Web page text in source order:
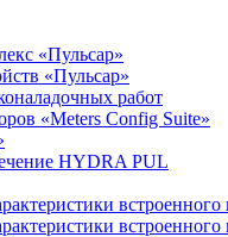
«Пульсар»
«Пульсар»
работ
«Meters Config Suite»
HYDRA PUL